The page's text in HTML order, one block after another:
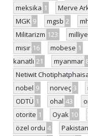
meksika 1 Merve
MGK 9 mgsb 2
Militarizm 123
mısır 16 mobese 1
kanatlı 21 myanmar
Netiwit
nobel 9 norveç 3
ODTÜ 1 ohal 43
otorite 1 Oyak 10
özel ordu 4 Pakistan